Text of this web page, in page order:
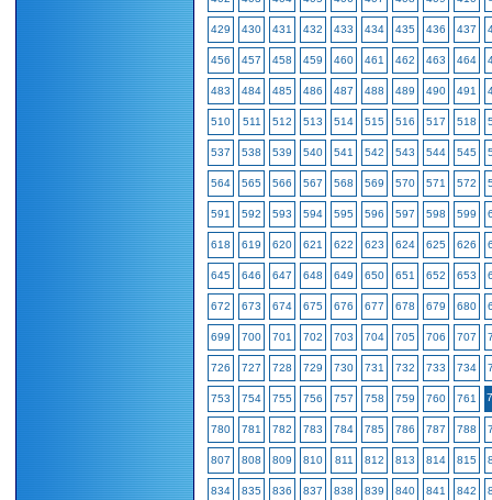
429 430 431 432 433 434 435 436 437
456 457 458 459 460 461 462 463 464
483 484 485 486 487 488 489 490 491
510 511 512 513 514 515 516 517 518
537 538 539 540 541 542 543 544 545
564 565 566 567 568 569 570 571 572
591 592 593 594 595 596 597 598 599
618 619 620 621 622 623 624 625 626
645 646 647 648 649 650 651 652 653
672 673 674 675 676 677 678 679 680
699 700 701 702 703 704 705 706 707
726 727 728 729 730 731 732 733 734
753 754 755 756 757 758 759 760 761
780 781 782 783 784 785 786 787 788
807 808 809 810 811 812 813 814 815
834 835 836 837 838 839 840 841 842